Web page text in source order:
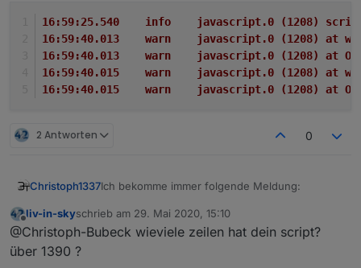
16:59:25.540	info
16:59:40.013	warn
16:59:40.013	warn
16:59:40.015	warn
16:59:40.015	warn
2 Antworten 0
Christoph1337Ich bekomme immer folgende Meldung:
16:59:25.540	info	javascript.0
16:59:40.013	warn	javascript.0
Offline
liv-in-skyschrieb am 29. Mai 2020, 15:10
zuletzt editiert von
@Christoph-Bubeck wieviele zeilen hat dein script?
über 1390 ?